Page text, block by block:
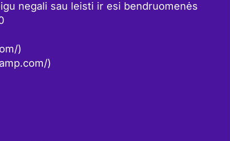
negali sau leisti ir esi bendruomenės
)
)